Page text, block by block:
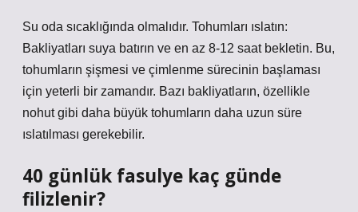
Su oda sıcaklığında olmalıdır. Tohumları ıslatın:
Bakliyatları suya batırın ve en az 8-12 saat bekletin. Bu,
tohumların şişmesi ve çimlenme sürecinin başlaması
için yeterli bir zamandır. Bazı bakliyatların, özellikle
nohut gibi daha büyük tohumların daha uzun süre
ıslatılması gerekebilir.
40 günlük fasulye kaç günde
filizlenir?